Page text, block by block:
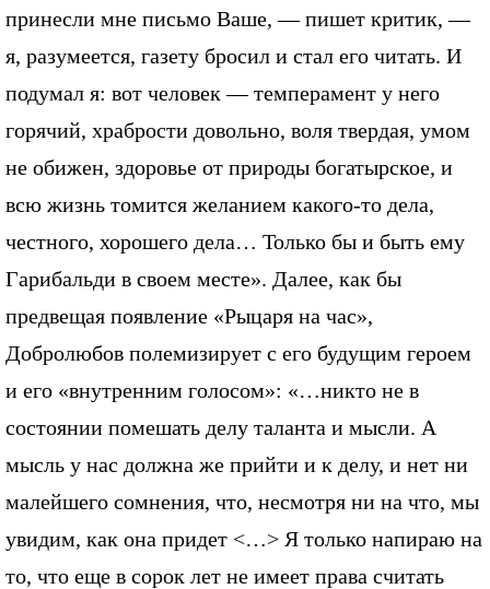
принесли мне письмо Ваше, — пишет критик, —
я, разумеется, газету бросил и стал его читать. И
подумал я: вот человек — темперамент у него
горячий, храбрости довольно, воля твердая, умом
не обижен, здоровье от природы богатырское, и
всю жизнь томится желанием какого-то дела,
честного, хорошего дела… Только бы и быть ему
Гарибальди в своем месте». Далее, как бы
предвещая появление «Рыцаря на час»,
Добролюбов полемизирует с его будущим героем
и его «внутренним голосом»: «…никто не в
состоянии помешать делу таланта и мысли. А
мысль у нас должна же прийти и к делу, и нет ни
малейшего сомнения, что, несмотря ни на что, мы
увидим, как она придет <…> Я только напираю на
то, что еще в сорок лет не имеет права считать